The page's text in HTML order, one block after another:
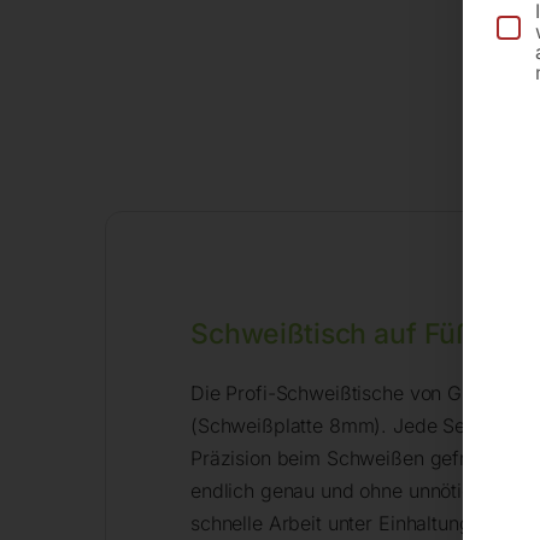
Schweißtisch auf Füßen –
Die Profi-Schweißtische von GPPH
(Schweißplatte 8mm). Jede Serie hat
Präzision beim Schweißen gefragt
endlich genau und ohne unnötige
schnelle Arbeit unter Einhaltung der